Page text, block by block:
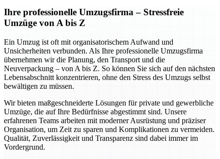
Ihre professionelle Umzugsfirma – Stressfreie
Umzüge von A bis Z
Ein Umzug ist oft mit organisatorischem Aufwand und
Unsicherheiten verbunden. Als Ihre professionelle Umzugsfirma
übernehmen wir die Planung, den Transport und die
Neuverpackung – von A bis Z. So können Sie sich auf den nächsten
Lebensabschnitt konzentrieren, ohne den Stress des Umzugs selbst
bewältigen zu müssen.
Wir bieten maßgeschneiderte Lösungen für private und gewerbliche
Umzüge, die auf Ihre Bedürfnisse abgestimmt sind. Unsere
erfahrenen Teams arbeiten mit moderner Ausrüstung und präziser
Organisation, um Zeit zu sparen und Komplikationen zu vermeiden.
Qualität, Zuverlässigkeit und Transparenz sind dabei immer im
Vordergrund.